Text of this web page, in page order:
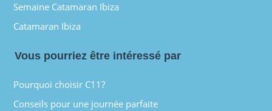
Semaine Catamaran Ibiza
Catamaran Ibiza
Vous pourriez être intéressé par
Pourquoi choisir C11?
Conseils pour une journée parfaite